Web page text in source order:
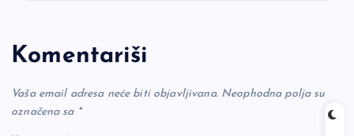
Komentariši
Vaša email adresa neće biti objavljivana. Neophodna polja su
označena sa *